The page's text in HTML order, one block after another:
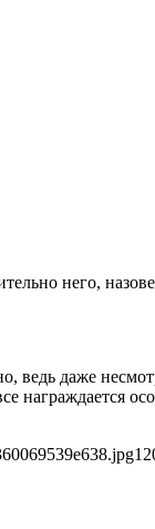
него,
даже
награждается